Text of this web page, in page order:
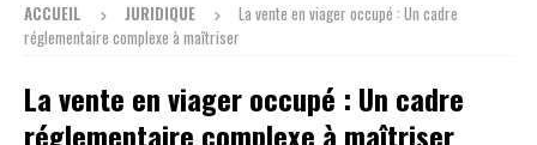
ACCUEIL JURIDIQUE
La vente en viager occupé : Un cadre
réglementaire complexe à maîtriser
La vente en viager occupé : Un cadre
réglementaire complexe à maîtriser